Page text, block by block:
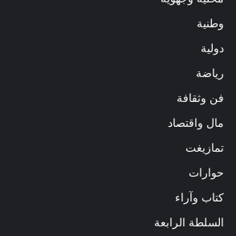
وطنية
دولية
رياضة
فن وثقافة
مال واقتصاد
تمازيغت
حوارات
كتاب وآراء
السلطة الرابعة